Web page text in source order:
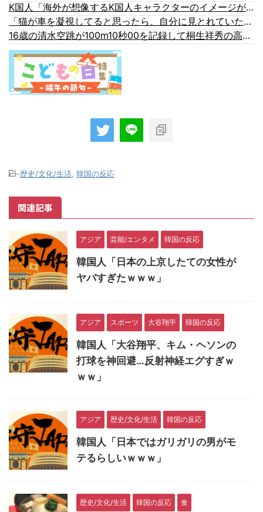
K国人「海外が想像するK国人キャラクターのイメージがこちら・・・」
「猫が車を凝視してると思ったら、自分に見とれていた…」（動画）
16歳の清水空跳が100m10秒00を記録して桐生祥秀の高校記録を更新、海外陸上競技ファンも大衝撃（海外の反応）
-歴史/文化/生活 韓国の反応
関連記事
アジア 芸能/エンタメ 韓国の反応
韓国人「日本の上京したての女性が
ヤバすぎたｗｗｗ」
アジア スポーツ 大谷翔平 韓国の反応
韓国人「大谷翔平、キム・ヘソンの
打球を神回避…反射神経エグすぎｗ
ｗｗ」
アジア 歴史/文化/生活 韓国の反応
韓国人「日本ではガリガリの男がモ
テるらしいｗｗｗ」
歴史/文化/生活 韓国の反応 食